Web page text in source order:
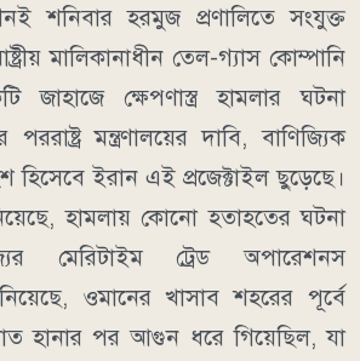
শনিবার হরমুজ প্রণালিতে সংযুক্ত
মালিকানাধীন তেল-গ্যাস কোম্পানি
জাহাজে ক্ষেপণাস্ত্র হামলার ঘটনা
মন্ত্রণালয়ের দাবি, বাণিজ্যিক
হিসেবে ইরান এই প্রজেক্টাইল ছুড়েছে।
হামলায় কোনো হতাহতের ঘটনা
মেরিটাইম ট্রেড অপারেশনস
ওমানের খাসাব শহরের পূর্বে
হানার পর আগুন ধরে গিয়েছিল, যা